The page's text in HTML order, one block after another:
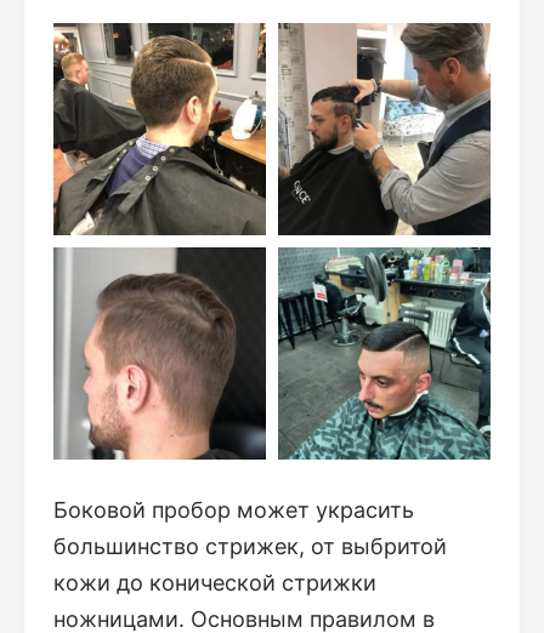
Боковой пробор может украсить
большинство стрижек, от выбритой
кожи до конической стрижки
ножницами. Основным правилом в